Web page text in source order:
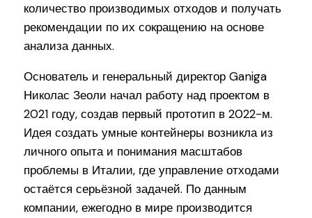
количество производимых отходов и получать
рекомендации по их сокращению на основе
анализа данных.
Основатель и генеральный директор Ganiga
Николас Зеоли начал работу над проектом в
2021 году, создав первый прототип в 2022-м.
Идея создать умные контейнеры возникла из
личного опыта и понимания масштабов
проблемы в Италии, где управление отходами
остаётся серьёзной задачей. По данным
компании, ежегодно в мире производится